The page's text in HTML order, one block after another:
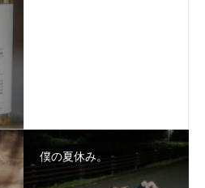
僕の夏休み。